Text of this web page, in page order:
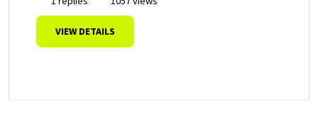
VIEW DETAILS